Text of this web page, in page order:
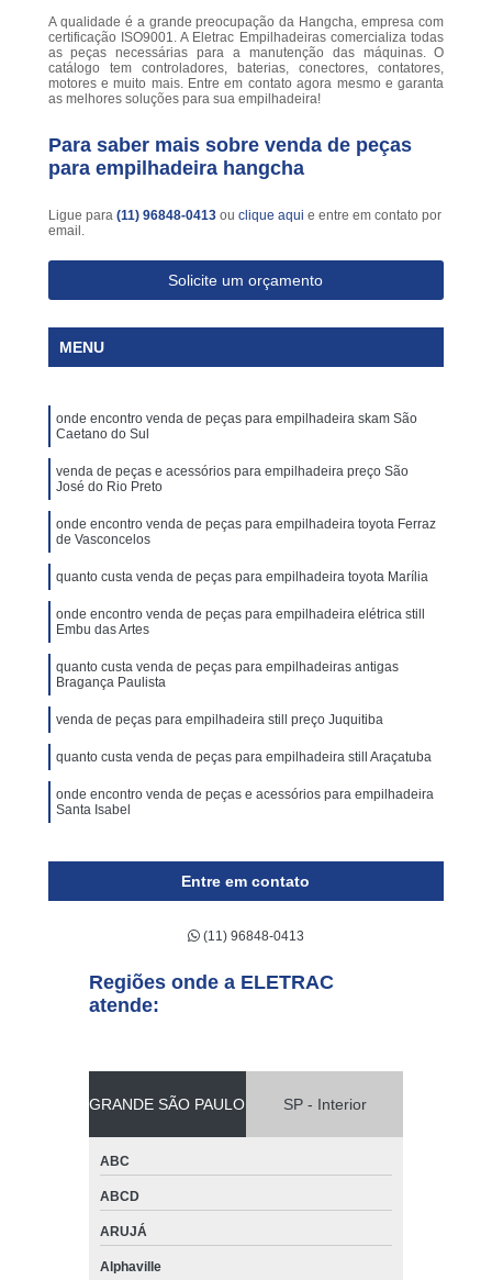
A qualidade é a grande preocupação da Hangcha, empresa com
certificação ISO9001. A Eletrac Empilhadeiras comercializa todas
as peças necessárias para a manutenção das máquinas. O
catálogo tem controladores, baterias, conectores, contatores,
motores e muito mais. Entre em contato agora mesmo e garanta
as melhores soluções para sua empilhadeira!
Para saber mais sobre venda de peças
para empilhadeira hangcha
Ligue para (11) 96848-0413 ou clique aqui e entre em contato por
email.
Solicite um orçamento
MENU
onde encontro venda de peças para empilhadeira skam São
Caetano do Sul
venda de peças e acessórios para empilhadeira preço São
José do Rio Preto
onde encontro venda de peças para empilhadeira toyota Ferraz
de Vasconcelos
quanto custa venda de peças para empilhadeira toyota Marília
onde encontro venda de peças para empilhadeira elétrica still
Embu das Artes
quanto custa venda de peças para empilhadeiras antigas
Bragança Paulista
venda de peças para empilhadeira still preço Juquitiba
quanto custa venda de peças para empilhadeira still Araçatuba
onde encontro venda de peças e acessórios para empilhadeira
Santa Isabel
Cotia
venda de peças para empilhadeira skam valor Caierias
venda de peças para empilhadeira hangcha Araçatuba
quanto custa venda de peças para empilhadeira elétrica still
Valinhos
onde encontro venda de peças para empilhadeira komatsu
onde encontro venda de peças para empilhadeira komatsu
Marapoama
quanto custa venda de peças para empilhadeira yale Franco da
venda de peças para empilhadeira komatsu Sorocaba
Entre em contato
(11) 96848-0413
Regiões onde a ELETRAC
atende:
GRANDE SÃO PAULO SP - Interior
ABC
ABCD
ARUJÁ
Alphaville